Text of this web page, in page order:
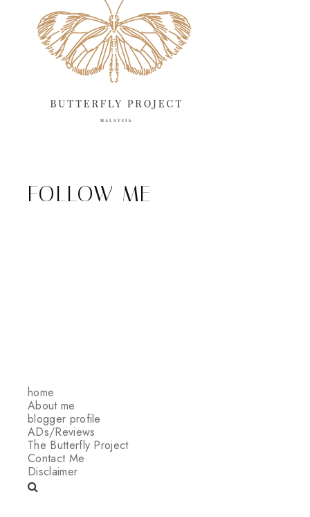
FOLLOW ME
home
About me
blogger profile
ADs/Reviews
The Butterfly Project
Contact Me
Disclaimer